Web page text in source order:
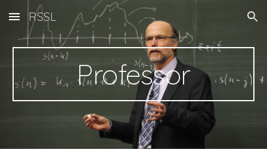
Skip to main content Skip to navigation
RSSL
Professor